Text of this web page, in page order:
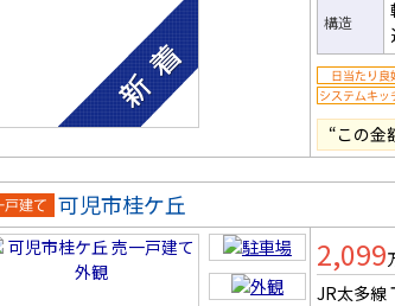
構造
“この金
戸建
可児市桂ケ丘
2,099
JR太多線